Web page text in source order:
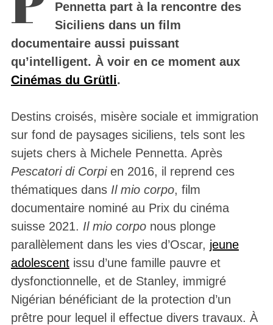
Pennetta part à la rencontre des
Siciliens dans un film
documentaire aussi puissant
qu’intelligent. À voir en ce moment aux
Cinémas du Grütli.
Destins croisés, misère sociale et immigration
sur fond de paysages siciliens, tels sont les
sujets chers à Michele Pennetta. Après
Pescatori di Corpien 2016, il reprend ces
thématiques dans Il mio corpo, film
documentaire nominé au Prix du cinéma
suisse 2021. Il mio corponous plonge
parallèlement dans les vies d’Oscar, jeune
adolescentissu d’une famille pauvre et
dysfonctionnelle, et de Stanley, immigré
Nigérian bénéficiant de la protection d’un
prêtre pour lequel il effectue divers travaux. À